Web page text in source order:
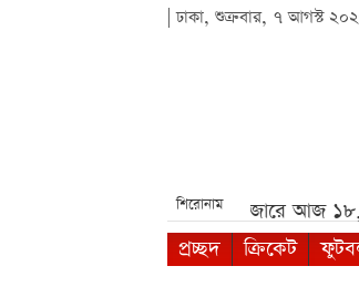
| ঢাকা, শুক্রবার, ৭ আগস্ট
শিরোনাম
দেশের বাজারে আজ
প্রচ্ছদ
ক্রিকেট